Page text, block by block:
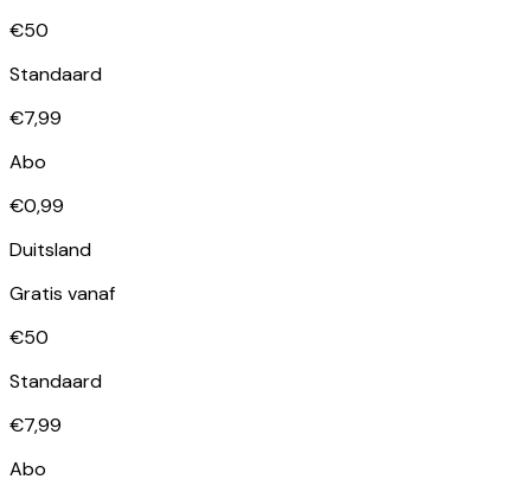
€50
Standaard
€7,99
Abo
€0,99
Duitsland
Gratis vanaf
€50
Standaard
€7,99
Abo